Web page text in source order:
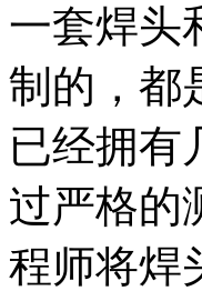
一套焊头
制的，都
已经拥有
过严格的
程师将焊